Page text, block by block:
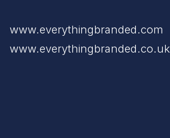
www.everythingbranded.com
www.everythingbranded.co.uk